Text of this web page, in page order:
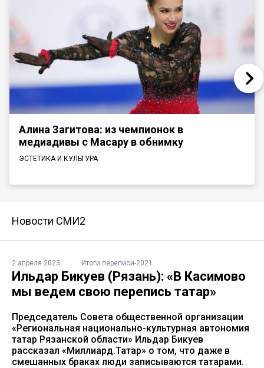
Алина Загитова: из чемпионок в
медиадивы с Масару в обнимку
ЭСТЕТИКА И КУЛЬТУРА
Новости СМИ2
2 апреля 2023 Итоги переписи-2021
Ильдар Бикуев (Рязань): «В Касимово
мы ведем свою перепись татар»
Председатель Совета общественной организации
«Региональная национально-культурная автономия
татар Рязанской области» Ильдар Бикуев
рассказал «Миллиард.Татар» о том, что даже в
смешанных браках люди записываются татарами.